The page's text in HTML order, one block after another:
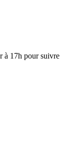
à 17h pour suivre